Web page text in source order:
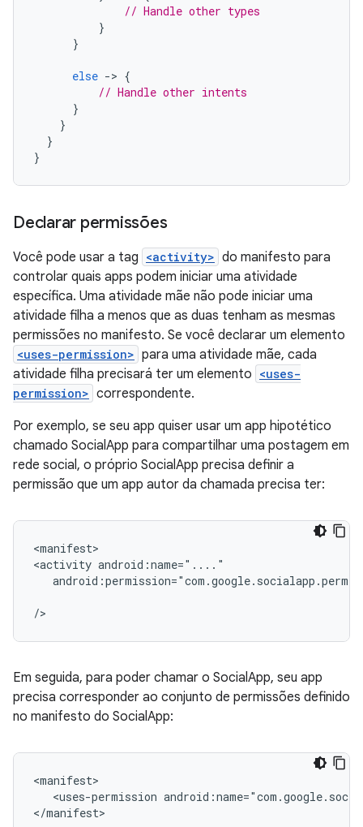
// Handle other types
}
}
else -> {
// Handle other intents
}
}
}
}
Declarar permissões
Você pode usar a tag <activity> do manifesto para
controlar quais apps podem iniciar uma atividade
específica. Uma atividade mãe não pode iniciar uma
atividade filha a menos que as duas tenham as mesmas
permissões no manifesto. Se você declarar um elemento
<uses-permission> para uma atividade mãe, cada
atividade filha precisará ter um elemento <uses-
permission> correspondente.
Por exemplo, se seu app quiser usar um app hipotético
chamado SocialApp para compartilhar uma postagem em
rede social, o próprio SocialApp precisa definir a
permissão que um app autor da chamada precisa ter:
<manifest>
<activity
Em seguida, para poder chamar o SocialApp, seu app
precisa corresponder ao conjunto de permissões definido
no manifesto do SocialApp:
<uses-permission